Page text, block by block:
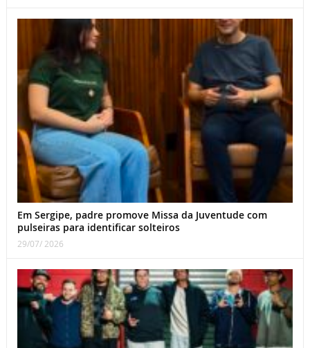
Em Sergipe, padre promove Missa da Juventude com
pulseiras para identificar solteiros
29/07/ 2026